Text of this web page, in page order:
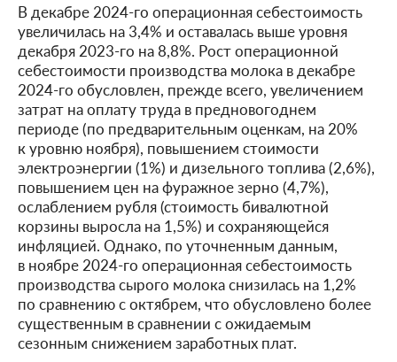
В декабре 2024-го операционная себестоимость
увеличилась на 3,4% и оставалась выше уровня
декабря 2023-го на 8,8%. Рост операционной
себестоимости производства молока в декабре
2024-го обусловлен, прежде всего, увеличением
затрат на оплату труда в предновогоднем
периоде (по предварительным оценкам, на 20%
к уровню ноября), повышением стоимости
электроэнергии (1%) и дизельного топлива (2,6%),
повышением цен на фуражное зерно (4,7%),
ослаблением рубля (стоимость бивалютной
корзины выросла на 1,5%) и сохраняющейся
инфляцией. Однако, по уточненным данным,
в ноябре 2024-го операционная себестоимость
производства сырого молока снизилась на 1,2%
по сравнению с октябрем, что обусловлено более
существенным в сравнении с ожидаемым
сезонным снижением заработных плат.